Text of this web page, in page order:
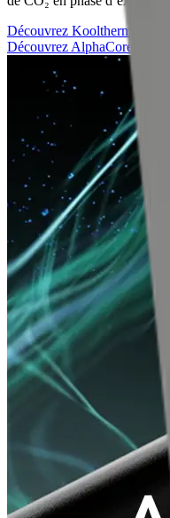
Découvrez Kooltherm K21
Découvrez AlphaCore